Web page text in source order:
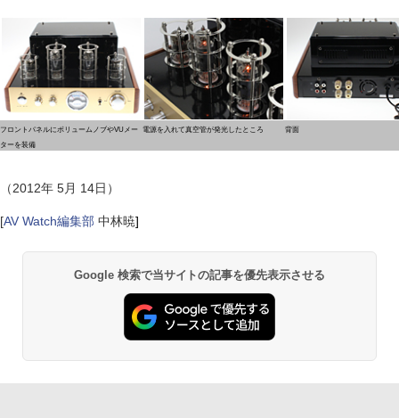
フロントパネルにボリュームノブやVUメー
ターを装備
電源を入れて真空管が発光したところ 背面
（2012年 5月 14日）
[AV Watch編集部 中林暁]
Google 検索で当サイトの記事を優先表示させる